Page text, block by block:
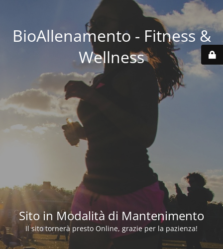
BioAllenamento - Fitness &
Wellness
Sito in Modalità di Mantenimento
Il sito tornerà presto Online, grazie per la pazienza!